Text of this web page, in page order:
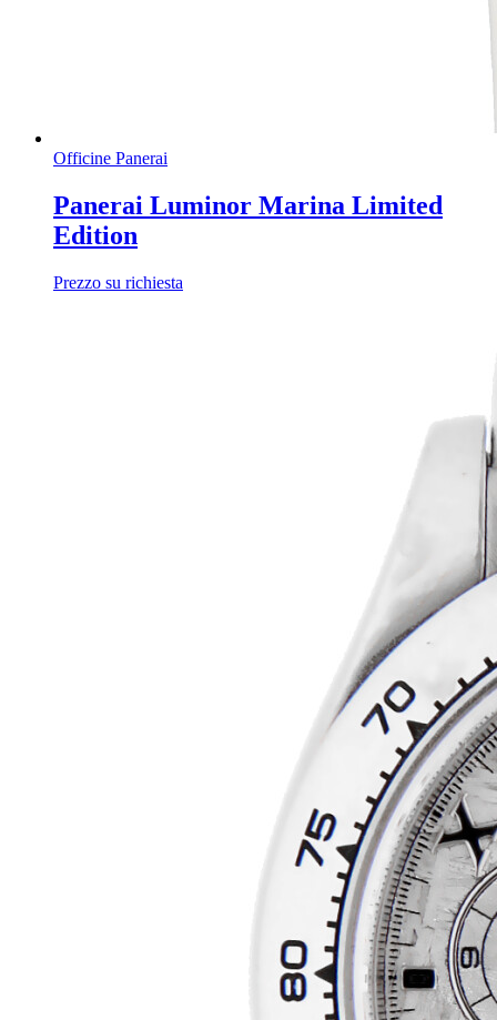
Officine Panerai
Panerai Luminor Marina Limited
Edition
Prezzo su richiesta